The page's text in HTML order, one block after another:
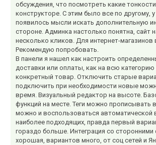
обсуждения, что посмотреть какие
конструкторе. С этим было все по другому,
появилось мысли искать дополнительную
стороне. Админка настолько понятна, сайт
несколько кликов. Для интернет-
Рекомендую попробовать.
В панели я нашел как настроить
доставки или оплаты, как на всю категорию
конкретный товар. Отключить старые
подключить при необходимости новые
время. Визуальный редактор на высоте.
функций на месте. Теги можно прописывать
можно и воспользоваться автоматической
наиболее подходящих, правда первый
гораздо больше. Интеграция со сторонними
хорошая, вариантов много, от соц сетей и